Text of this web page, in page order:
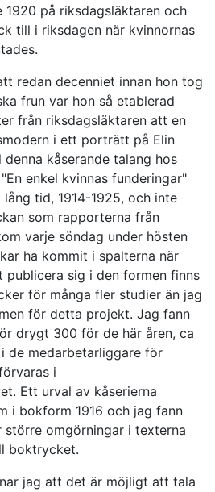
1920 på riksdagsläktaren och
till i riksdagen när kvinnornas
redan decenniet innan hon tog
frun var hon så etablerad
från riksdagsläktaren att en
i ett porträtt på Elin
kåserande talang hos
enkel kvinnas funderingar"
tid, 1914-1925, och inte
som rapporterna från
varje söndag under hösten
ha kommit i spalterna när
publicera sig i den formen finns
för många fler studier än jag
för detta projekt. Jag fann
drygt 300 för de här åren, ca
de medarbetarliggare för
i
Ett urval av kåserierna
i bokform 1916 och jag fann
större omgörningar i texterna
boktrycket.
jag att det är möjligt att tala